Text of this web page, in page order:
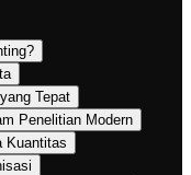
Tepat
Penelitian Modern
Kuantitas